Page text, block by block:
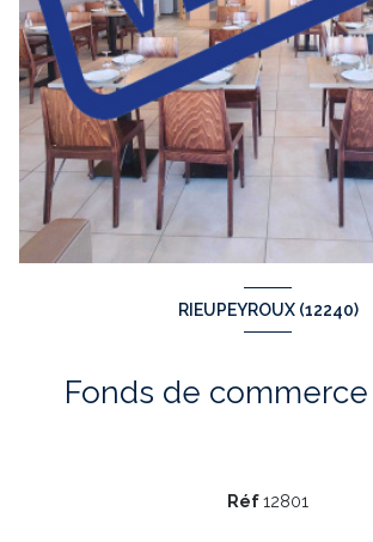
RIEUPEYROUX (12240)
Réf12801